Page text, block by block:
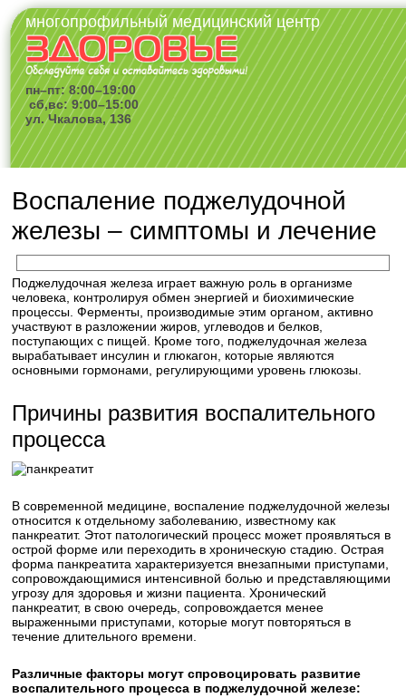
многопрофильный медицинский центр
пн–пт: 8:00–19:00
сб,вс: 9:00–15:00
ул. Чкалова, 136
Воспаление поджелудочной
железы – симптомы и лечение
Поджелудочная железа играет важную роль в организме
человека, контролируя обмен энергией и биохимические
процессы. Ферменты, производимые этим органом, активно
участвуют в разложении жиров, углеводов и белков,
поступающих с пищей. Кроме того, поджелудочная железа
вырабатывает инсулин и глюкагон, которые являются
основными гормонами, регулирующими уровень глюкозы.
Причины развития воспалительного
процесса
В современной медицине, воспаление поджелудочной железы
относится к отдельному заболеванию, известному как
панкреатит. Этот патологический процесс может проявляться в
острой форме или переходить в хроническую стадию. Острая
форма панкреатита характеризуется внезапными приступами,
сопровождающимися интенсивной болью и представляющими
угрозу для здоровья и жизни пациента. Хронический
панкреатит, в свою очередь, сопровождается менее
выраженными приступами, которые могут повторяться в
течение длительного времени.
Различные факторы могут спровоцировать развитие
воспалительного процесса в поджелудочной железе: